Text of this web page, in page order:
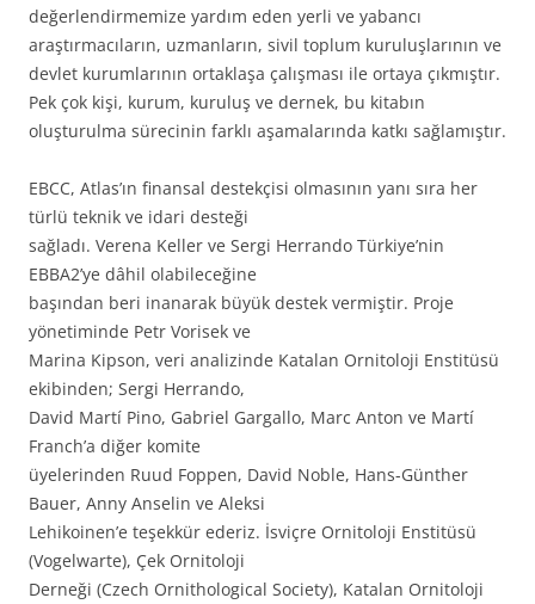
değerlendirmemize yardım eden yerli ve yabancı
araştırmacıların, uzmanların, sivil toplum kuruluşlarının ve
devlet kurumlarının ortaklaşa çalışması ile ortaya çıkmıştır.
Pek çok kişi, kurum, kuruluş ve dernek, bu kitabın
oluşturulma sürecinin farklı aşamalarında katkı sağlamıştır.
EBCC, Atlas’ın finansal destekçisi olmasının yanı sıra her
türlü teknik ve idari desteği
sağladı. Verena Keller ve Sergi Herrando Türkiye’nin
EBBA2’ye dâhil olabileceğine
başından beri inanarak büyük destek vermiştir. Proje
yönetiminde Petr Vorisek ve
Marina Kipson, veri analizinde Katalan Ornitoloji Enstitüsü
ekibinden; Sergi Herrando,
David Martí Pino, Gabriel Gargallo, Marc Anton ve Martí
Franch’a diğer komite
üyelerinden Ruud Foppen, David Noble, Hans-Günther
Bauer, Anny Anselin ve Aleksi
Lehikoinen’e teşekkür ederiz. İsviçre Ornitoloji Enstitüsü
(Vogelwarte), Çek Ornitoloji
Derneği (Czech Ornithological Society), Katalan Ornitoloji